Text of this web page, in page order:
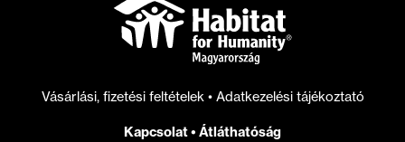
Vásárlási, fizetési feltételek • Adatkezelési tájékoztató
Kapcsolat• Átláthatóság